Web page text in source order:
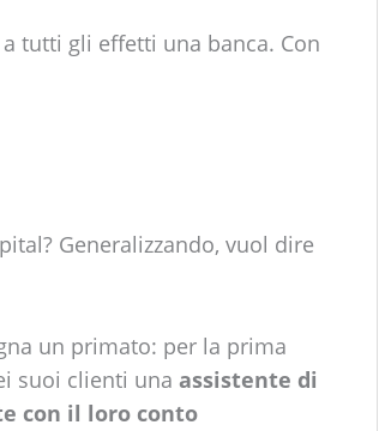
tutti gli effetti una banca. Con
Generalizzando, vuol dire
un primato: per la prima
suoi clienti una assistente di
con il loro conto